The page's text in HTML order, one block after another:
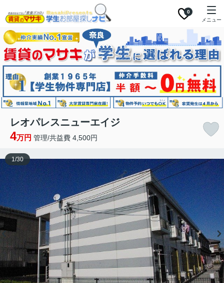
0
メニュー
レオパレスニューエイジ
4万円 管理/共益費 4,500円
1/30